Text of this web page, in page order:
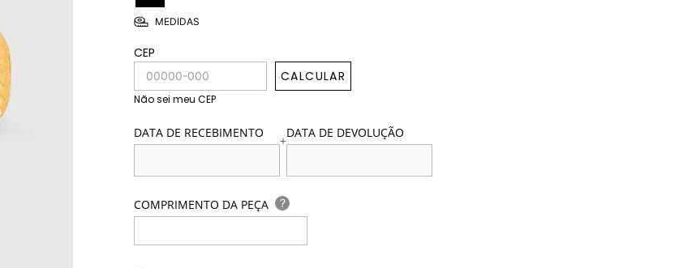
MEDIDAS
CEP
CALCULAR
Não sei meu CEP
DATA DE RECEBIMENTO +DATA DE DEVOLUÇÃO
COMPRIMENTO DA PEÇA ?